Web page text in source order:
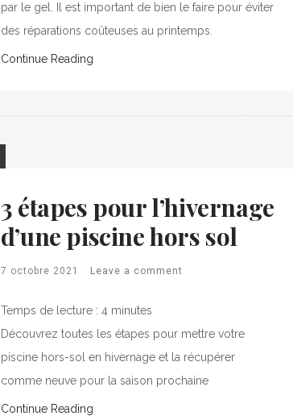
par le gel. Il est important de bien le faire pour éviter
des réparations coûteuses au printemps.
Continue Reading
3 étapes pour l’hivernage
d’une piscine hors sol
7 octobre 2021 Leave a comment
Temps de lecture : 4 minutes
Découvrez toutes les étapes pour mettre votre
piscine hors-sol en hivernage et la récupérer
comme neuve pour la saison prochaine
Continue Reading